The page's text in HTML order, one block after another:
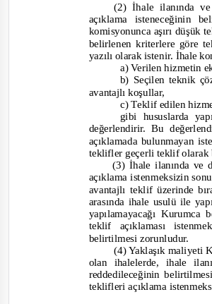
(2) İhale ilanında
açıklama isteneceğinin
komisyonunca aşırı
belirlenen kriterlere göre
yazılı olarak istenir. İhale
a) Verilen hizmetin
b) Seçilen teknik
avantajlı koşullar,
c) Teklif edilen
gibi hususlarda
değerlendirir. Bu
açıklamada bulunmayan
teklifler geçerli teklif olarak
(3) İhale ilanında ve
açıklama istenmeksizin
avantajlı teklif üzerinde
arasında ihale usulü ile
yapılamayacağı
teklif açıklaması
belirtilmesi zorunludur.
(4) Yaklaşık maliyeti
olan ihalelerde, ihale
reddedileceğinin
teklifleri açıklama